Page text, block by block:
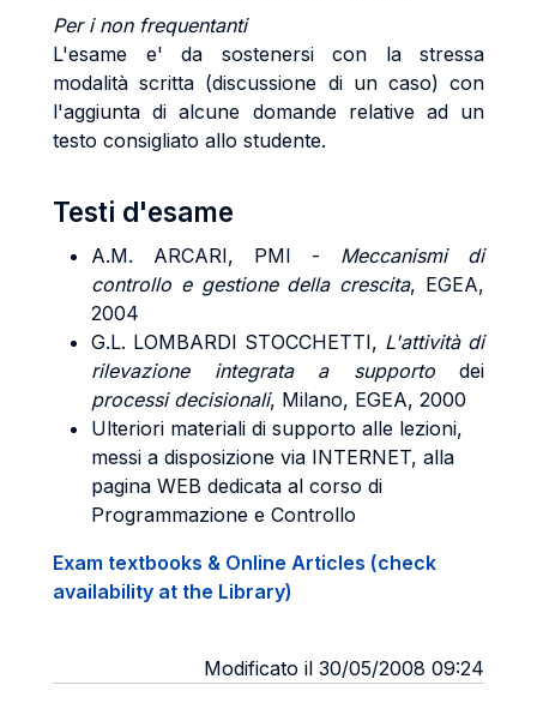
Per i non frequentanti
L'esame e' da sostenersi con la stressa
modalità scritta (discussione di un caso) con
l'aggiunta di alcune domande relative ad un
testo consigliato allo studente.
Testi d'esame
A.M. ARCARI, PMI - Meccanismi di
controllo e gestione della crescita, EGEA,
2004
G.L. LOMBARDI STOCCHETTI, L'attività di
rilevazione integrata a supportodei
processi decisionali, Milano, EGEA, 2000
Ulteriori materiali di supporto alle lezioni,
messi a disposizione via INTERNET, alla
pagina WEB dedicata al corso di
Programmazione e Controllo
Exam textbooks & Online Articles (check
availability at the Library)
Modificato il 30/05/2008 09:24